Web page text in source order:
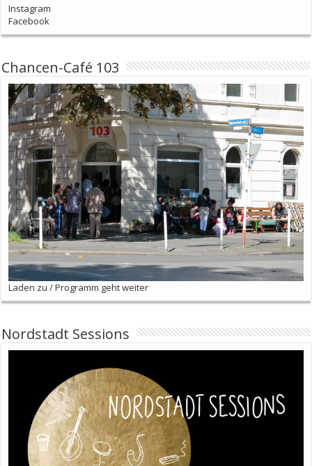
Instagram
Facebook
Chancen-Café 103
Laden zu / Programm geht weiter
Nordstadt Sessions